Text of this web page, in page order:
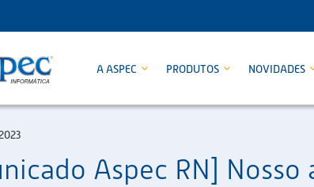
A ASPEC PRODUTOS NOVIDADES
Aspec RN]